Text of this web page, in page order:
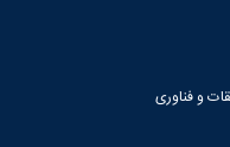
و فناوری